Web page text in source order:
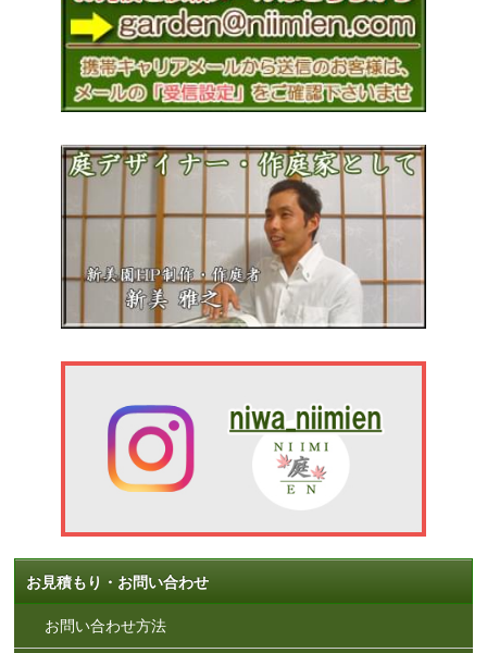
お見積もり・お問い合わせ
お問い合わせ方法